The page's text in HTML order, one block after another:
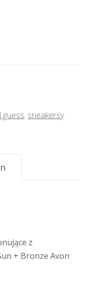
guess, sneakersy
z
+ Bronze Avon